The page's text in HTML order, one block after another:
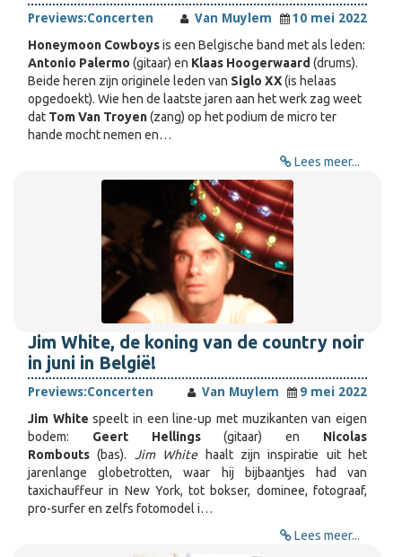
Previews:Concerten Van Muylem
10 mei 2022
Honeymoon Cowboysis een Belgische band met als leden:
Antonio Palermo (gitaar) en Klaas Hoogerwaard (drums).
Beide heren zijn originele leden van Siglo XX(is helaas
opgedoekt). Wie hen de laatste jaren aan het werk zag weet
dat Tom Van Troyen(zang) op het podium de micro ter
hande mocht nemen en…
Lees meer...
Jim White, de koning van de country noir
in juni in België!
Previews:Concerten Van Muylem
9 mei 2022
Jim White speelt in een line-up met muzikanten van eigen
bodem: Geert Hellings(gitaar) en Nicolas
Rombouts (bas). Jim Whitehaalt zijn inspiratie uit het
jarenlange globetrotten, waar hij bijbaantjes had van
taxichauffeur in New York, tot bokser, dominee, fotograaf,
pro-surfer en zelfs fotomodel i…
Lees meer...